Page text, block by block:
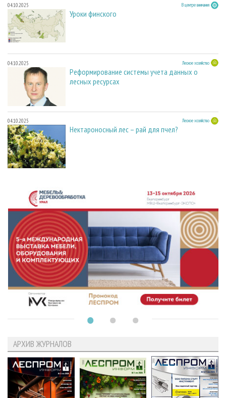
04.10.2025 В центре внимания
Уроки финского
04.10.2025 Лесное хозяйство
Реформирование системы учета данных о
лесных ресурсах
04.10.2025 Лесное хозяйство
Нектароносный лес – рай для пчел?
АРХИВ ЖУРНАЛОВ